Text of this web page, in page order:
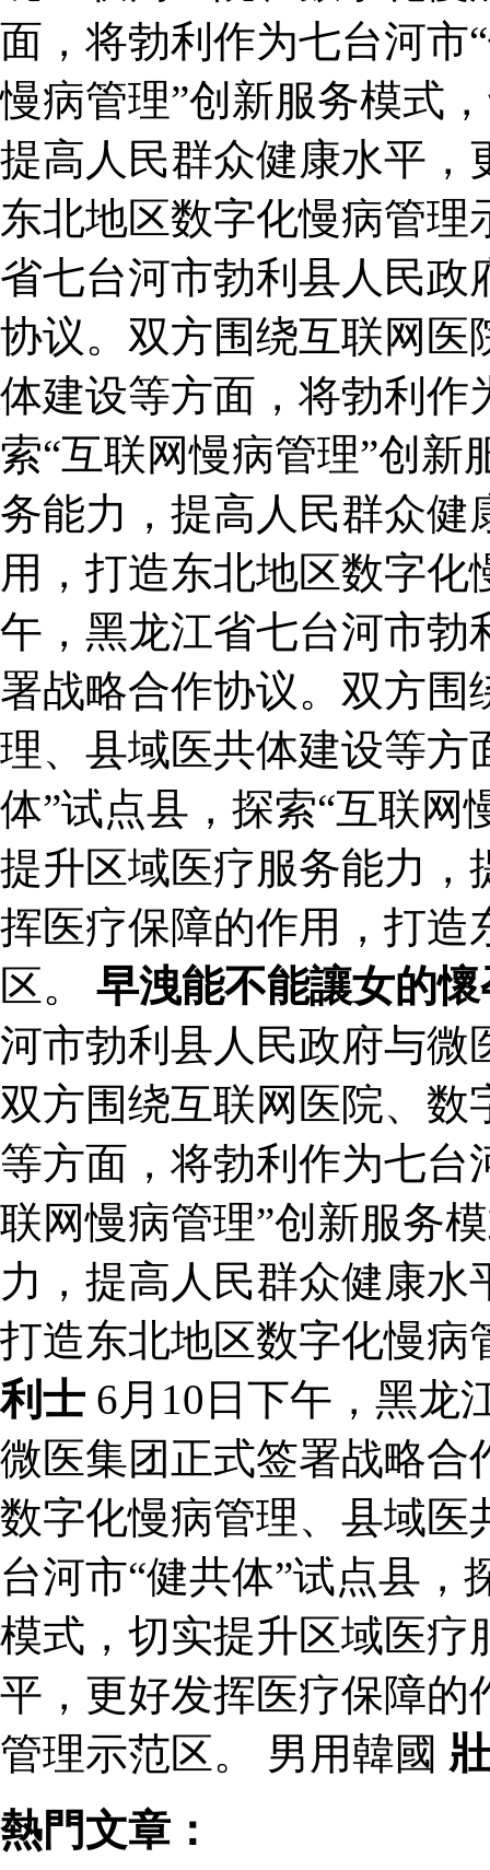
面，将勃利作为七台河市
慢病管理”创新服务模式
提高人民群众健康水平，
东北地区数字化慢病管理
省七台河市勃利县人民政
协议。双方围绕互联网医
体建设等方面，将勃利作
索“互联网慢病管理”创
务能力，提高人民群众健
用，打造东北地区数字化
午，黑龙江省七台河市勃
署战略合作协议。双方围
理、县域医共体建设等方
体”试点县，探索“互联网
提升区域医疗服务能力，
挥医疗保障的作用，打造
区。 早洩能不能讓女的懷
河市勃利县人民政府与微
双方围绕互联网医院、
等方面，将勃利作为七台
联网慢病管理”创新服务
力，提高人民群众健康
打造东北地区数字化慢
利士 6月10日下午，黑龙
微医集团正式签署战略合
数字化慢病管理、县域医
台河市“健共体”试点县，
模式，切实提升区域医疗
平，更好发挥医疗保障的
管理示范区。 男用韓國
熱門文章：